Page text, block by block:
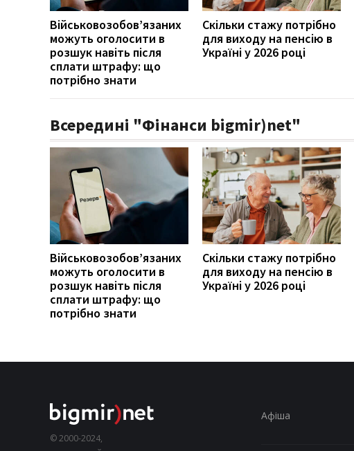
Військовозобов’язаних
можуть оголосити в
розшук навіть після
сплати штрафу: що
потрібно знати
Скільки стажу потрібно
для виходу на пенсію в
Україні у 2026 році
Всередині "Фінанси bigmir)net"
Військовозобов’язаних
можуть оголосити в
розшук навіть після
сплати штрафу: що
потрібно знати
Скільки стажу потрібно
для виходу на пенсію в
Україні у 2026 році
© 2000-2024,
Афіша